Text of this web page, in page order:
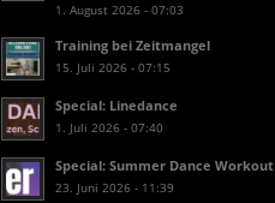
1. August 2026 - 07:03
Training bei Zeitmangel
15. Juli 2026 - 07:15
Special: Linedance
1. Juli 2026 - 07:40
Special: Summer Dance Workout
23. Juni 2026 - 11:39